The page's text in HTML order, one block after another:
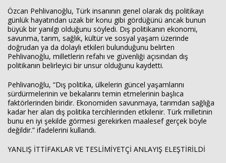
Özcan Pehlivanoğlu, Türk insanının genel olarak dış politikayı
günlük hayatından uzak bir konu gibi gördüğünü ancak bunun
büyük bir yanılgı olduğunu söyledi. Dış politikanın ekonomi,
savunma, tarım, sağlık, kültür ve sosyal yaşam üzerinde
doğrudan ya da dolaylı etkileri bulunduğunu belirten
Pehlivanoğlu, milletlerin refahı ve güvenliği açısından dış
politikanın belirleyici bir unsur olduğunu kaydetti.
Pehlivanoğlu, “Dış politika, ülkelerin güncel yaşamlarını
sürdürmelerinin ve bekalarını temin etmelerinin başlıca
faktörlerinden biridir. Ekonomiden savunmaya, tarımdan sağlığa
kadar her alan dış politika tercihlerinden etkilenir. Türk milletinin
bunu en iyi şekilde görmesi gerekirken maalesef gerçek böyle
değildir.” ifadelerini kullandı.
YANLIŞ İTTİFAKLAR VE TESLİMİYETÇİ ANLAYIŞ ELEŞTİRİLDİ